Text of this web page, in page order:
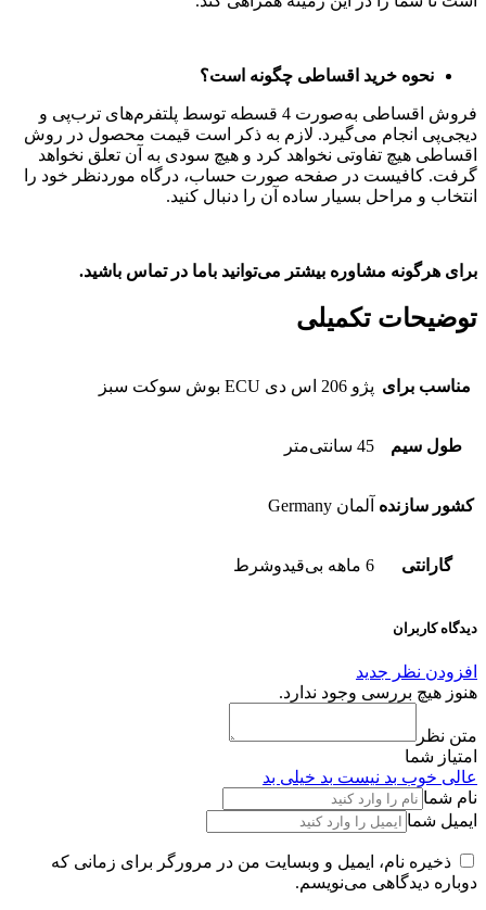
نحوه خرید اقساطی چگونه است؟
فروش اقساطی به‌صورت 4 قسطه توسط پلتفر‌م‌های ترب‌پی و
دیجی‌پی انجام می‌گیرد. لازم به ذکر است قیمت محصول در روش
اقساطی هیچ تفاوتی نخواهد کرد و هیچ سودی به آن تعلق نخواهد
گرفت. کافیست در صفحه صورت حساب، درگاه موردنظر خود را
انتخاب و مراحل بسیار ساده آن را دنبال کنید.
برای هرگونه مشاوره بیشتر می‌توانید باما در تماس باشید.
توضیحات تکمیلی
مناسب برای پژو 206 اس دی ECU بوش سوکت سبز
طول سیم 45 سانتی‌متر
کشور سازنده آلمان Germany
گارانتی 6 ماهه بی‌قیدوشرط
دیدگاه کاربران
افزودن نظر جدید
هنوز هیچ بررسی وجود ندارد.
متن نظر
امتیاز شما
عالی خوب بد نیست بد خیلی بد
نام شما
ایمیل شما
ذخیره نام، ایمیل و وبسایت من در مرورگر برای زمانی که
دوباره دیدگاهی می‌نویسم.